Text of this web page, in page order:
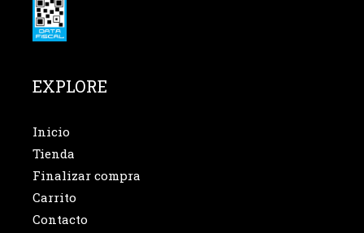
EXPLORE
Inicio
Tienda
Finalizar compra
Carrito
Contacto